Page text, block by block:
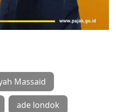
Massaid
ade londok